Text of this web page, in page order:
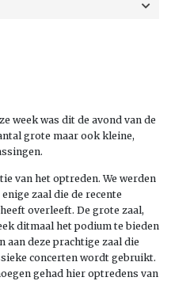
week was dit de avond van de
grote maar ook kleine,
van het optreden. We werden
zaal die de recente
overleeft. De grote zaal,
ditmaal het podium te bieden
aan deze prachtige zaal die
concerten wordt gebruikt.
gehad hier optredens van